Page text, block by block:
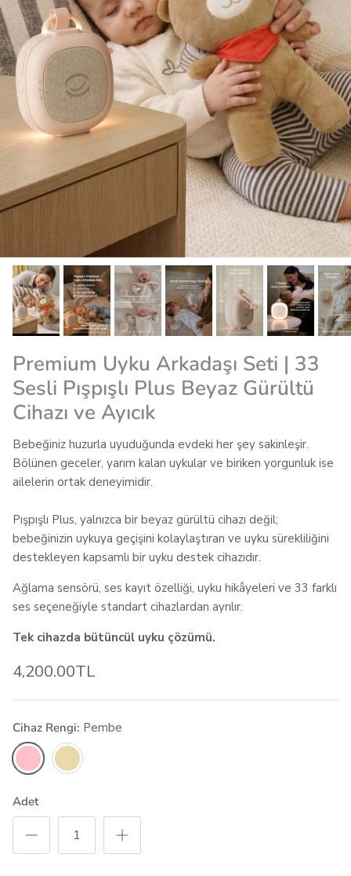
Premium Uyku Arkadaşı Seti | 33
Sesli Pışpışlı Plus Beyaz Gürültü
Cihazı ve Ayıcık
Bebeğiniz huzurla uyuduğunda evdeki her şey sakinleşir.
Bölünen geceler, yarım kalan uykular ve biriken yorgunluk ise
ailelerin ortak deneyimidir.
Pışpışlı Plus, yalnızca bir beyaz gürültü cihazı değil;
bebeğinizin uykuya geçişini kolaylaştıran ve uyku sürekliliğini
destekleyen kapsamlı bir uyku destek cihazıdır.
Ağlama sensörü, ses kayıt özelliği, uyku hikâyeleri ve 33 farklı
ses seçeneğiyle standart cihazlardan ayrılır.
Tek cihazda bütüncül uyku çözümü.
4,200.00TL
Cihaz Rengi: Pembe
Pembe Bej
Adet